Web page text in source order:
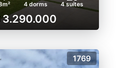
4 dorms 4 suítes
3.290.000
1769